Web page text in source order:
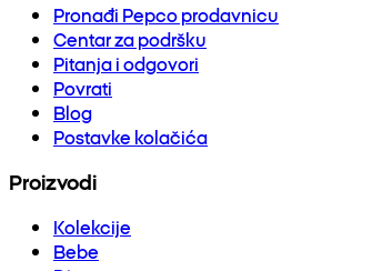
Pronađi Pepco prodavnicu
Centar za podršku
Pitanja i odgovori
Povrati
Blog
Postavke kolačića
Proizvodi
Kolekcije
Bebe